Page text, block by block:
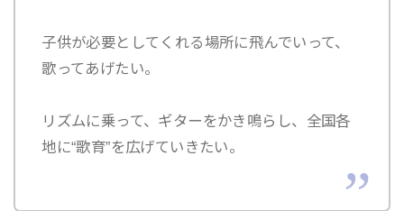
子供が必要としてくれる場所に飛んでいって、
歌ってあげたい。
リズムに乗って、ギターをかき鳴らし、全国各
地に“歌育”を広げていきたい。